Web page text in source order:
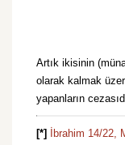
Artık ikisinin
olarak kalmak
yapanların
[*] İbrahim 14/22,